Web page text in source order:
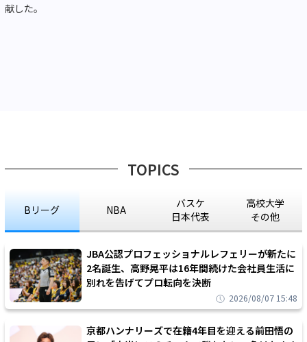
献した。
TOPICS
Bリーグ NBA
バスケ
日本代表
高校大学
その他
JBA公認プロフェッショナルレフェリーが新たに
2名誕生、高野晃平は16年間続けた会社員生活に
別れを告げてプロ転向を決断
2026/08/07 15:48
京都ハンナリーズで在籍4年目を迎える前田悟の